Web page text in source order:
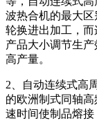
波热合机的最大
轮换进出加工，
产品大小调节生
高产量。
2、自动连续式高
的欧洲制式同轴
速时间使制品熔接